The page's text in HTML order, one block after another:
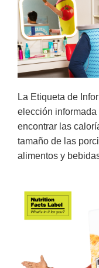
La Etiqueta de
elección
encontrar las
tamaño de las
alimentos y